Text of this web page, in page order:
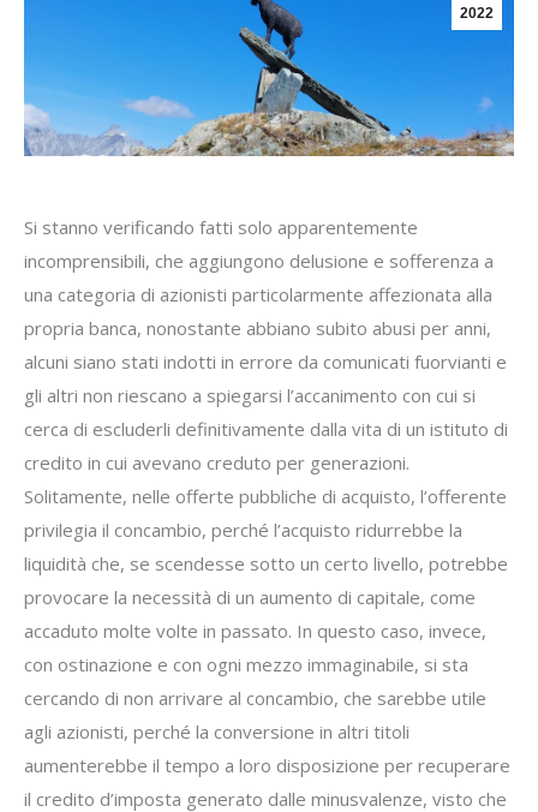
2022
Si stanno verificando fatti solo apparentemente
incomprensibili, che aggiungono delusione e sofferenza a
una categoria di azionisti particolarmente affezionata alla
propria banca, nonostante abbiano subito abusi per anni,
alcuni siano stati indotti in errore da comunicati fuorvianti e
gli altri non riescano a spiegarsi l’accanimento con cui si
cerca di escluderli definitivamente dalla vita di un istituto di
credito in cui avevano creduto per generazioni.
Solitamente, nelle offerte pubbliche di acquisto, l’offerente
privilegia il concambio, perché l’acquisto ridurrebbe la
liquidità che, se scendesse sotto un certo livello, potrebbe
provocare la necessità di un aumento di capitale, come
accaduto molte volte in passato. In questo caso, invece,
con ostinazione e con ogni mezzo immaginabile, si sta
cercando di non arrivare al concambio, che sarebbe utile
agli azionisti, perché la conversione in altri titoli
aumenterebbe il tempo a loro disposizione per recuperare
il credito d’imposta generato dalle minusvalenze, visto che